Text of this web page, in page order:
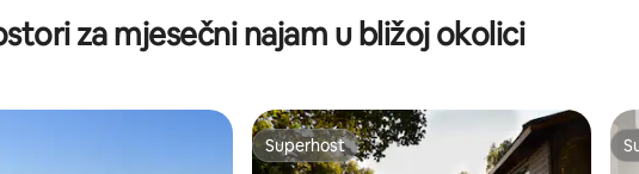
za mjesečni najam u bližoj okolici
Superhost
Superhost